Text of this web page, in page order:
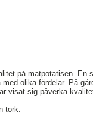
på matpotatisen. En
olika fördelar. På
visat sig påverka
tork.